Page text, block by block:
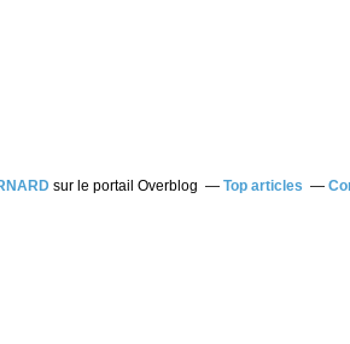
sur le portail Overblog Top articles